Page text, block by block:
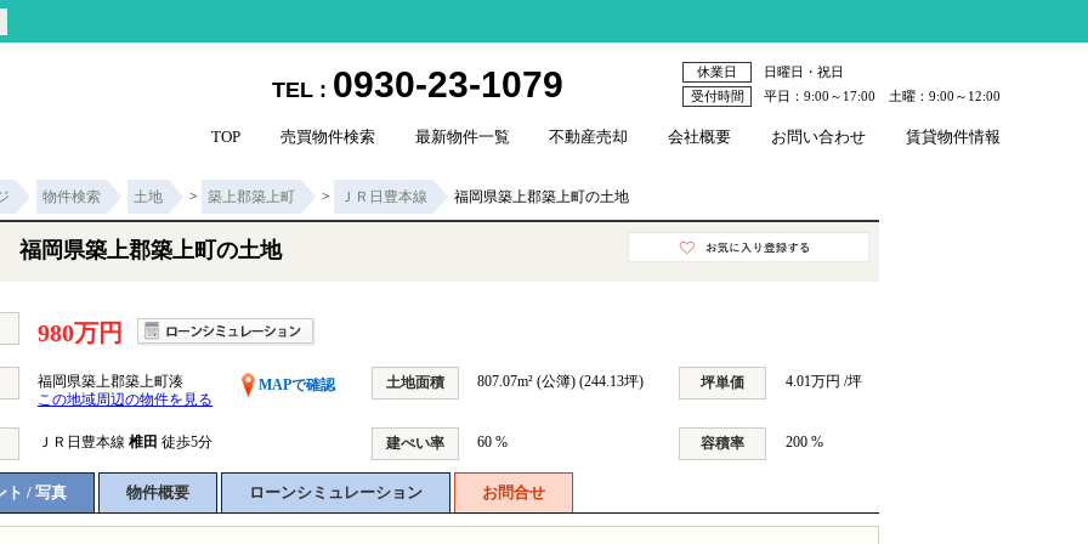
TEL : 0930-23-1079 休業日
日曜日・祝日
受付時間
平日：9:00～17:00 土曜：9:00～12:00
TOP 売買物件検索 最新物件一覧 不動産売却 会社概要 お問い合わせ 賃貸物件情報
物件検索 土地 > 築上郡築上町 > ＪＲ日豊本線 福岡県築上郡築上町の土地
福岡県築上郡築上町の土地
980万円
福岡県築上郡築上町湊
MAPで確認
この地域周辺の物件を見る
土地面積 807.07m² (公簿) (244.13坪) 坪単価 4.01万円 /坪
ＪＲ日豊本線 椎田 徒歩5分 建ぺい率 60 % 容積率 200 %
ト / 写真 物件概要 ローンシミュレーション お問合せ